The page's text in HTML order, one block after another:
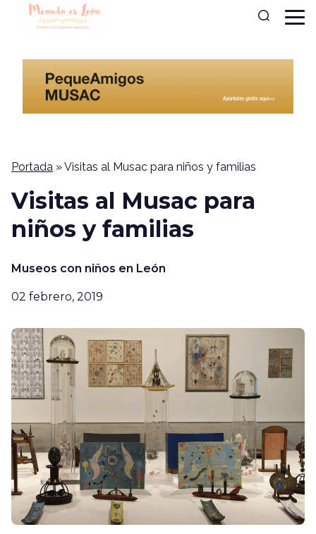
Portada »Visitas al Musac para niños y familias
Visitas al Musac para
niños y familias
Museos con niños en León
02 febrero, 2019